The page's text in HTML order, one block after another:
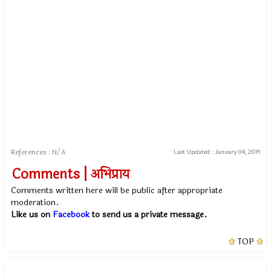
References : N/A Last Updated : January 04, 2019
Comments | अभिप्राय
Comments written here will be public after appropriate
moderation.
Like us on Facebookto send us a private message.
TOP